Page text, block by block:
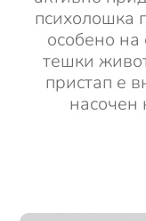
психолошка
особено на
тешки
пристап е
насочен